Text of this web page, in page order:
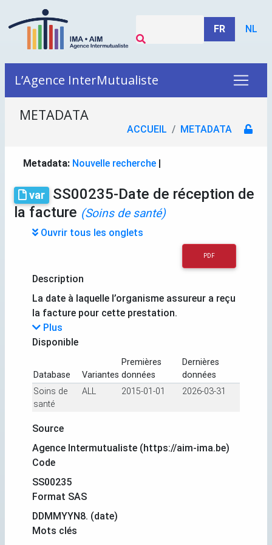
FR NL
L’Agence InterMutualiste
METADATA
ACCUEIL METADATA
Metadata: Nouvelle recherche |
var
SS00235-Date de réception de
la facture (Soins de santé)
Ouvrir tous les onglets
PDF
Description
La date à laquelle l’organisme assureur a reçu
la facture pour cette prestation.
Plus
Disponible
Database Variantes
Premières
données
Dernières
données
Soins de
santé
ALL 2015-01-01 2026-03-31
Source
Agence Intermutualiste (https://aim-ima.be)
Code
SS00235
Format SAS
DDMMYYN8. (date)
Mots clés